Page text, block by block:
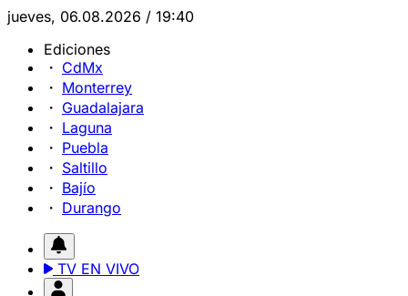
jueves, 06.08.2026 / 19:40
Ediciones
CdMx
Monterrey
Guadalajara
Laguna
Puebla
Saltillo
Bajío
Durango
TV EN VIVO